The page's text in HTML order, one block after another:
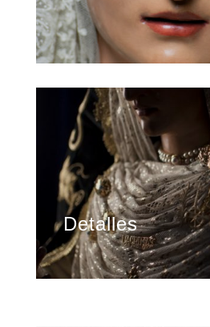
Detalles